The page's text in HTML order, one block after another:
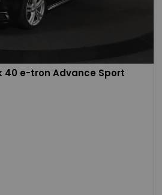
40 e-tron Advance Sport